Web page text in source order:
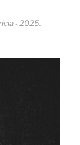
- 2025.